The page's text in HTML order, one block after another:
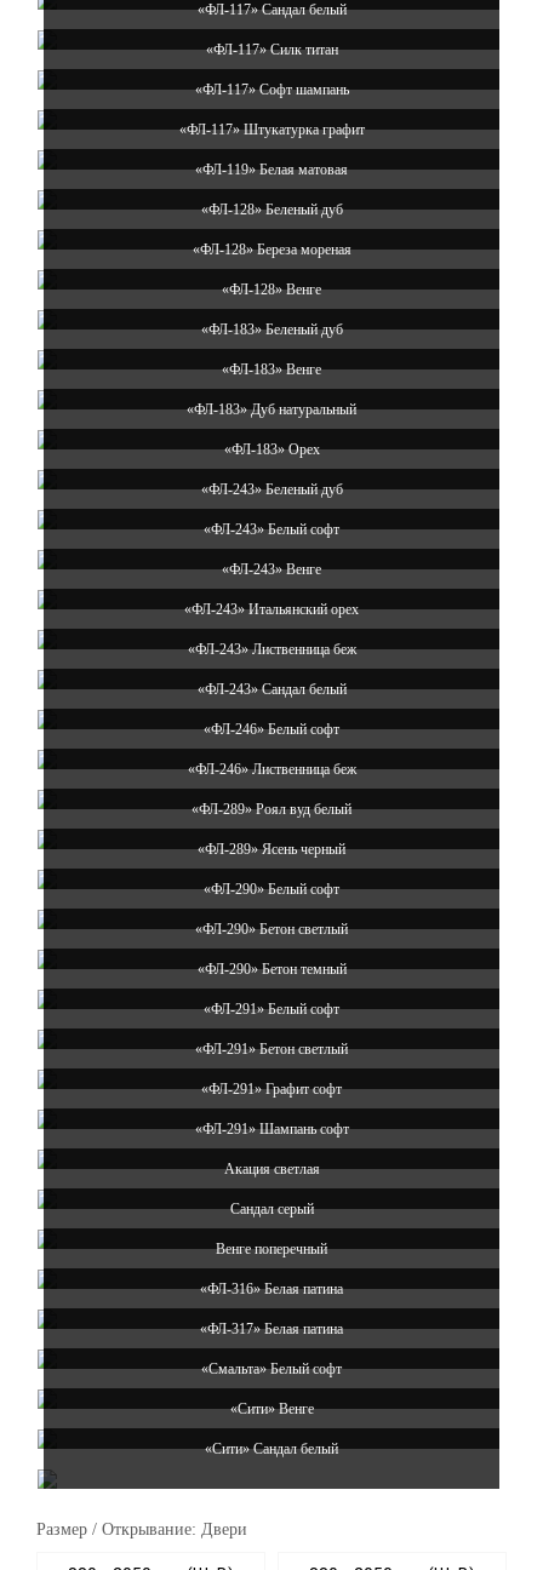
«ФЛ-117» Сандал белый
«ФЛ-117» Силк титан
«ФЛ-117» Софт шампань
«ФЛ-117» Штукатурка графит
«ФЛ-119» Белая матовая
«ФЛ-128» Беленый дуб
«ФЛ-128» Береза мореная
«ФЛ-128» Венге
«ФЛ-183» Беленый дуб
«ФЛ-183» Венге
«ФЛ-183» Дуб натуральный
«ФЛ-183» Орех
«ФЛ-243» Беленый дуб
«ФЛ-243» Белый софт
«ФЛ-243» Венге
«ФЛ-243» Итальянский орех
«ФЛ-243» Лиственница беж
«ФЛ-243» Сандал белый
«ФЛ-246» Белый софт
«ФЛ-246» Лиственница беж
«ФЛ-289» Роял вуд белый
«ФЛ-289» Ясень черный
«ФЛ-290» Белый софт
«ФЛ-290» Бетон светлый
«ФЛ-290» Бетон темный
«ФЛ-291» Белый софт
«ФЛ-291» Бетон светлый
«ФЛ-291» Графит софт
«ФЛ-291» Шампань софт
Акация светлая
Сандал серый
Венге поперечный
«ФЛ-316» Белая патина
«ФЛ-317» Белая патина
«Смальта» Белый софт
«Сити» Венге
«Сити» Сандал белый
Размер / Открывание: Двери